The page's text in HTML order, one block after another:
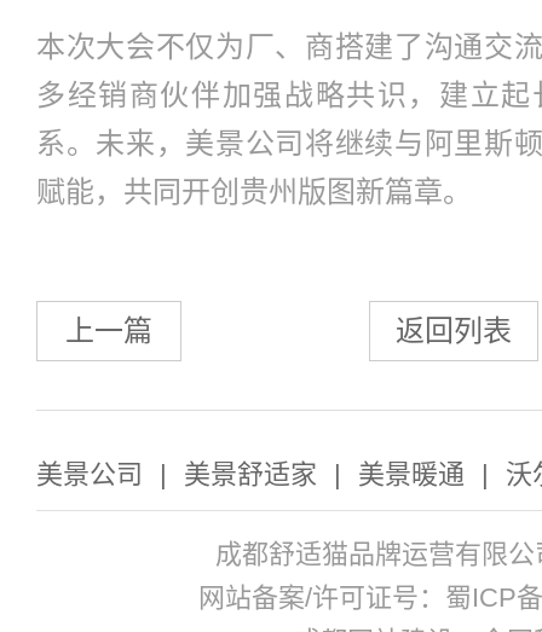
本次大会不仅为厂、商搭建了沟通交
多经销商伙伴加强战略共识，建立
系。未来，美景公司将继续与阿里斯
赋能，共同开创贵州版图新篇章。
上一篇 返回列表
美景公司 | 美景舒适家 | 美景暖通 | 沃
成都舒适猫品牌运营有限
网站备案/许可证号：蜀ICP